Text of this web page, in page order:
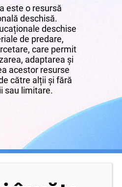
este o resursă
deschisă.
deschise
de predare,
care permit
adaptarea și
acestor resurse
către alții și fără
sau limitare.